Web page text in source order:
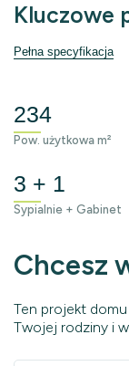
Kluczowe
Pełna specyfikacja
234
Pow. użytkowa m²
3 + 1
Sypialnie + Gabinet
Chcesz
Ten projekt
Twojej rodziny i